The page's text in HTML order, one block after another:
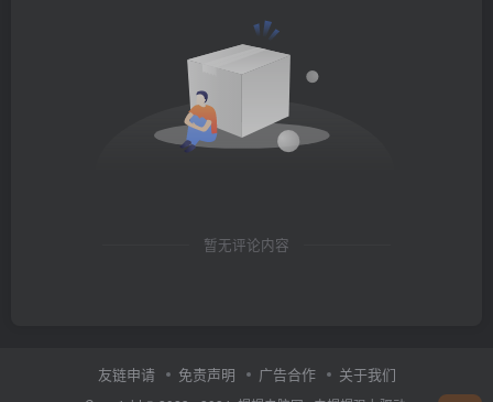
暂无评论内容
友链申请 免责声明 广告合作 关于我们